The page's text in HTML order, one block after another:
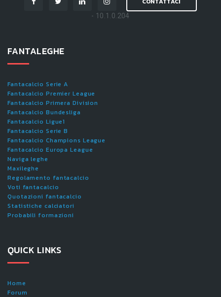
- 10.1.0.204
FANTALEGHE
Fantacalcio Serie A
Fantacalcio Premier League
Fantacalcio Primera Division
Fantacalcio Bundesliga
Fantacalcio Ligue1
Fantacalcio Serie B
Fantacalcio Champions League
Fantacalcio Europa League
Naviga leghe
Maxileghe
Regolamento fantacalcio
Voti fantacalcio
Quotazioni fantacalcio
Statistiche calciatori
Probabili formazioni
QUICK LINKS
Home
Forum